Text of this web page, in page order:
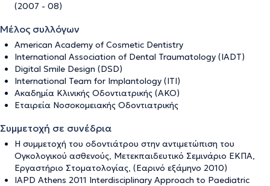
(2007 - 08)
Μέλος συλλόγων
American Academy of Cosmetic Dentistry
International Association of Dental Traumatology (IADT)
Digital Smile Design (DSD)
International Team for Implantology (ITI)
Ακαδημία Κλινικής Οδοντιατρικής (ΑΚΟ)
Εταιρεία Νοσοκομειακής Οδοντιατρικής
Συμμετοχή σε συνέδρια
Η συμμετοχή του οδοντιάτρου στην αντιμετώπιση του
Ογκολογικού ασθενούς, Μετεκπαιδευτικό Σεμινάριο ΕΚΠΑ,
Εργαστήριο Στοματολογίας, (Εαρινό εξάμηνο 2010)
IAPD Athens 2011 Interdisciplinary Approach to Paediatric